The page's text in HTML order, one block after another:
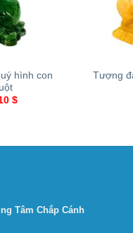
hình con
$
Tượng
Tâm Chắp Cánh